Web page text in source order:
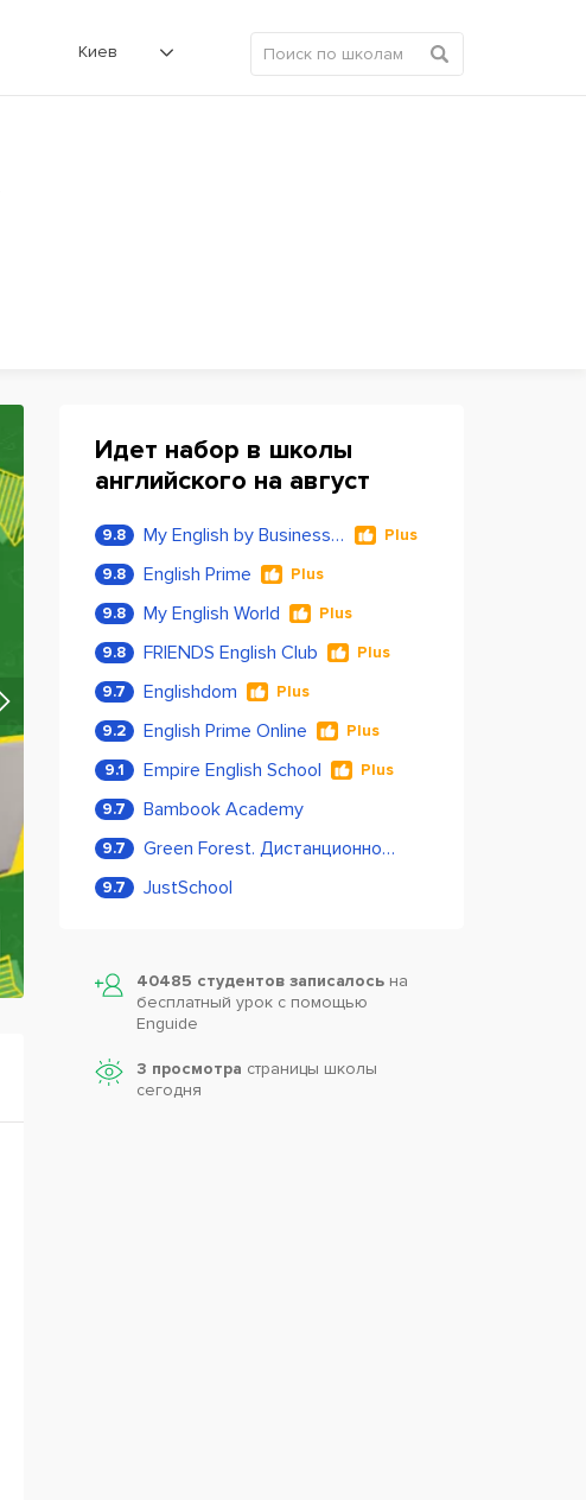
Киев
Идет набор в школы
английского на август
9.8 My English by Business Language Plus
9.8 English Prime Plus
9.8 My English World Plus
9.8 FRIENDS English Club Plus
9.7 Englishdom Plus
9.2 English Prime Online Plus
9.1 Empire English School Plus
9.7 Bambook Academy
9.7 Green Forest. Дистанционное обучение
9.7 JustSchool
40485 студентов записалось на
бесплатный урок с помощью
Enguide
3 просмотра страницы школы
сегодня